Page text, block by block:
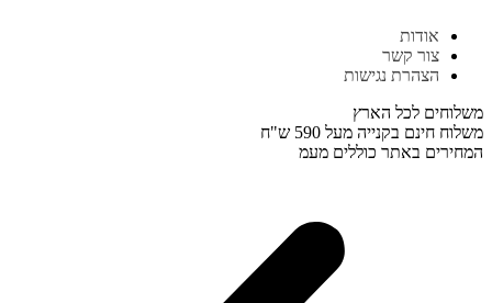
לתוכן
אודות
צור קשר
הצהרת נגישות
משלוחים לכל הארץ
משלוח חינם בקנייה מעל 590 ש"ח
המחירים באתר כוללים מעמ